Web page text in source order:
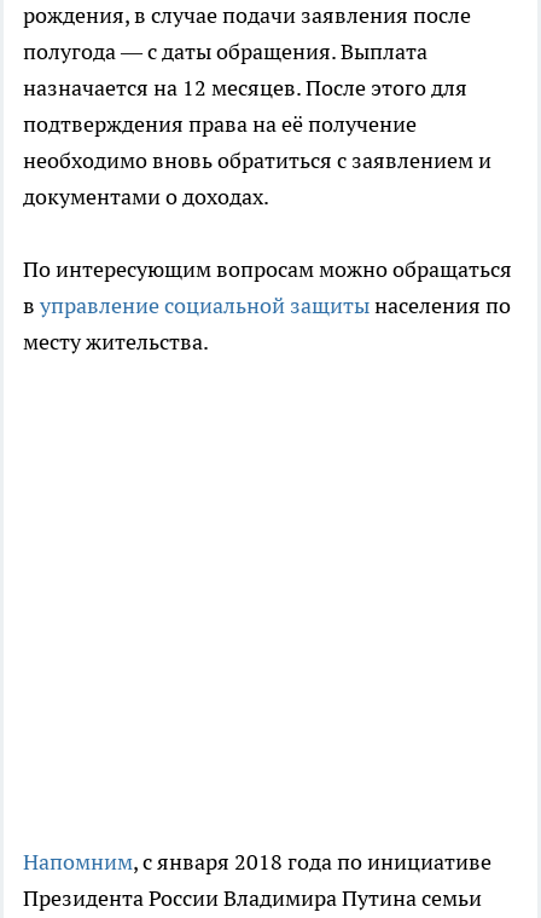
рождения, в случае подачи заявления после
полугода — с даты обращения. Выплата
назначается на 12 месяцев. После этого для
подтверждения права на её получение
необходимо вновь обратиться с заявлением и
документами о доходах.
По интересующим вопросам можно обращаться
в управление социальной защитынаселения по
месту жительства.
Напомним, с января 2018 года по инициативе
Президента России Владимира Путина семьи